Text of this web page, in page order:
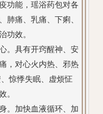
功能，瑶浴药包对各
肺痛、乳痛、下痢、
功效。
。具有开窍醒神、安
，对心火内热、邪热
惊悸失眠、虚烦怔
。
。加快血液循环、加